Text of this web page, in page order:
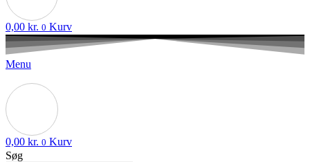
0,00 kr. 0 Kurv
Menu
0,00 kr. 0 Kurv
Søg